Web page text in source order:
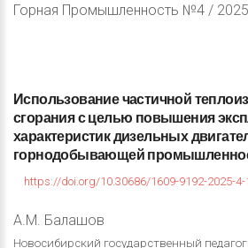
Горная Промышленность №4 /
Использованиечастичной
сгораниясцелью повышения
характеристикдизельных
горнодобывающей
https://doi.org/10.30686/1609-9192-2025-4-
А.М. Балашов
Новосибирский государственный